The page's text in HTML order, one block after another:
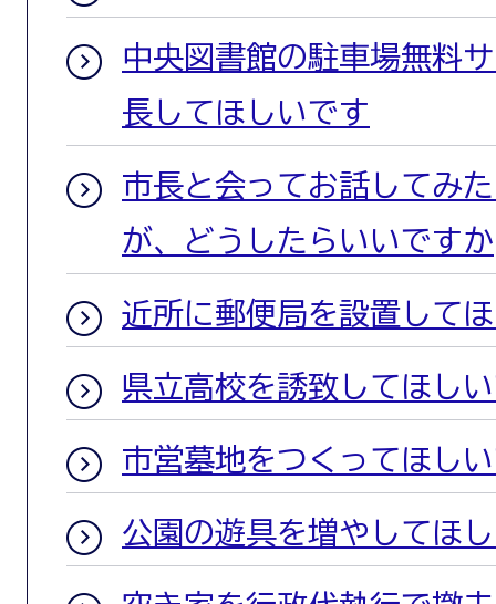
中央図書館の駐車場無料
長してほしいです
市長と会ってお話してみ
が、どうしたらいいですか
近所に郵便局を設置して
県立高校を誘致してほし
市営墓地をつくってほし
公園の遊具を増やしてほ